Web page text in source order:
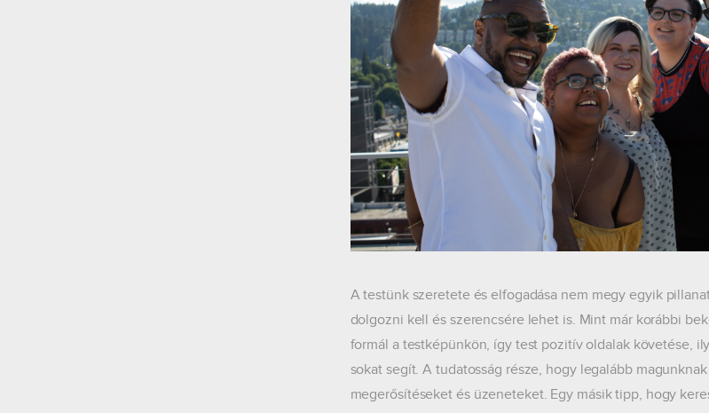
A testünk szeretete és elfogadása nem megy egyik
dolgozni kell és szerencsére lehet is. Mint már korábbi
formál a testképünkön, így test pozitív oldalak követése,
sokat segít. A tudatosság része, hogy legalább
megerősítéseket és üzeneteket. Egy másik tipp, hogy